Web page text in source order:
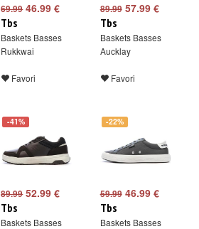
69.9946.99 €
Tbs
Baskets Basses
Rukkwai
Favori
89.9957.99 €
Tbs
Baskets Basses
Aucklay
Favori
-41%
89.9952.99 €
Tbs
Baskets Basses
-22%
59.9946.99 €
Tbs
Baskets Basses